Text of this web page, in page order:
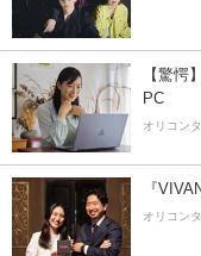
【驚愕
PC
オリコン
『
オリコン